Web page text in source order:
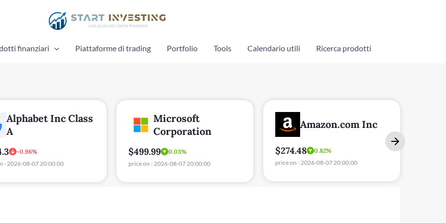
finanziari Piattaforme di trading Portfolio Tools Calendario utili Ricerca prodotti
Alphabet Inc Class
A
-0.96%
- 2026-08-07 20:00:00
Microsoft
Corporation
$499.99
0.03%
price on - 2026-08-07 20:00:00
Amazon.com Inc
$274.48
0.82%
price on - 2026-08-07 20:00:00